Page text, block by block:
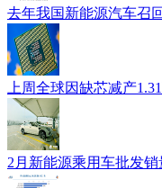
去年我国新能源汽车召
上周全球因缺芯减产
2月新能源乘用车批发销